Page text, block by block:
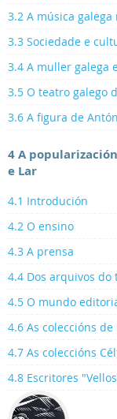
3.2 A música
3.3 Sociedade e
3.4 A muller galega
3.5 O teatro galego
3.6 A figura de
4 A
e Lar
4.1 Introdución
4.2 O ensino
4.3 A prensa
4.4 Dos arquivos do
4.5 O mundo
4.6 As coleccións
4.7 As coleccións
4.8 Escritores